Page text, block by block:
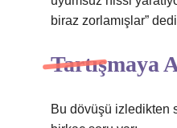
biraz zorlamışlar”
Tartışmaya
Bu dövüşü izledikten